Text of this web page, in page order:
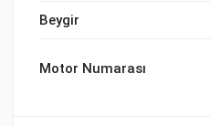
Beygir
Motor Numarası